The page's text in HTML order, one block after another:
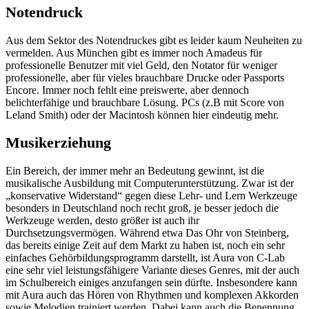
Notendruck
Aus dem Sektor des Notendruckes gibt es leider kaum Neuheiten zu
vermelden. Aus München gibt es immer noch Amadeus für
professionelle Benutzer mit viel Geld, den Notator für weniger
professionelle, aber für vieles brauchbare Drucke oder Passports
Encore. Immer noch fehlt eine preiswerte, aber dennoch
belichterfähige und brauchbare Lösung. PCs (z.B mit Score von
Leland Smith) oder der Macintosh können hier eindeutig mehr.
Musikerziehung
Ein Bereich, der immer mehr an Bedeutung gewinnt, ist die
musikalische Ausbildung mit Computerunterstützung. Zwar ist der
„konservative Widerstand“ gegen diese Lehr- und Lern Werkzeuge
besonders in Deutschland noch recht groß, je besser jedoch die
Werkzeuge werden, desto größer ist auch ihr
Durchsetzungsvermögen. Während etwa Das Ohr von Steinberg,
das bereits einige Zeit auf dem Markt zu haben ist, noch ein sehr
einfaches Gehörbildungsprogramm darstellt, ist Aura von C-Lab
eine sehr viel leistungsfähigere Variante dieses Genres, mit der auch
im Schulbereich einiges anzufangen sein dürfte. Insbesondere kann
mit Aura auch das Hören von Rhythmen und komplexen Akkorden